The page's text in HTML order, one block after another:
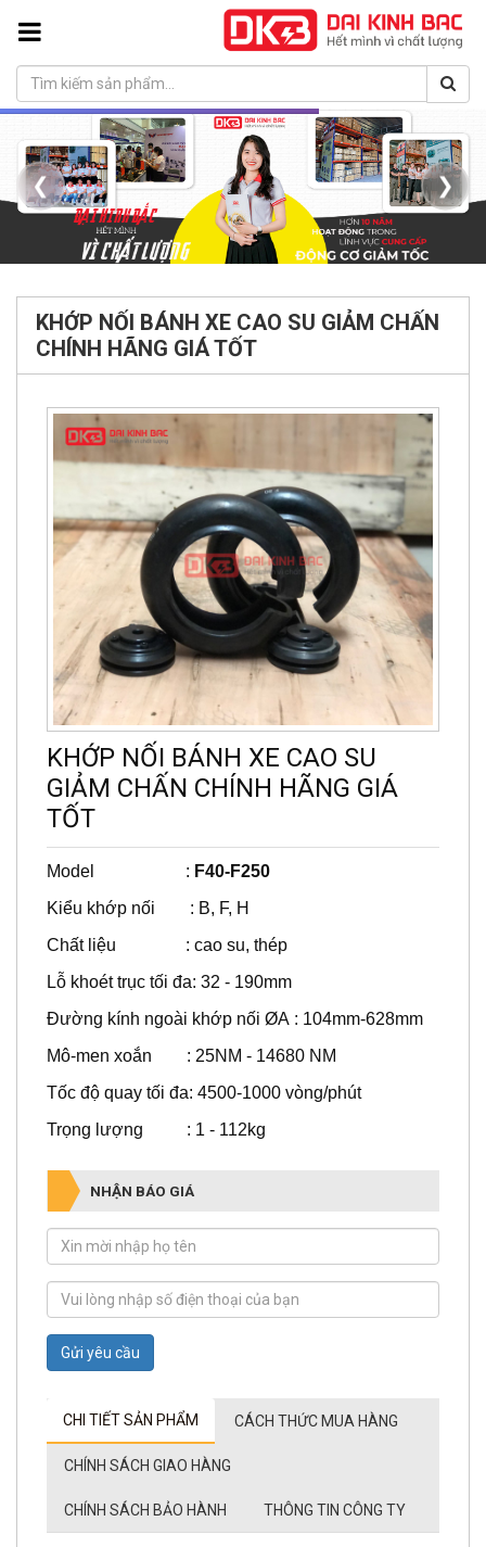
❮ ❯
KHỚP NỐI BÁNH XE CAO SU GIẢM CHẤN
CHÍNH HÃNG GIÁ TỐT
KHỚP NỐI BÁNH XE CAO SU
GIẢM CHẤN CHÍNH HÃNG GIÁ
TỐT
Model : F40-F250
Kiểu khớp nối : B, F, H
Chất liệu : cao su, thép
Lỗ khoét trục tối đa: 32 - 190mm
Đường kính ngoài khớp nối ØA : 104mm-628mm
Mô-men xoắn : 25NM - 14680 NM
Tốc độ quay tối đa: 4500-1000 vòng/phút
Trọng lượng : 1 - 112kg
NHẬN BÁO GIÁ
Gửi yêu cầu
CHI TIẾT SẢN PHẨM CÁCH THỨC MUA HÀNG
CHÍNH SÁCH GIAO HÀNG
CHÍNH SÁCH BẢO HÀNH THÔNG TIN CÔNG TY